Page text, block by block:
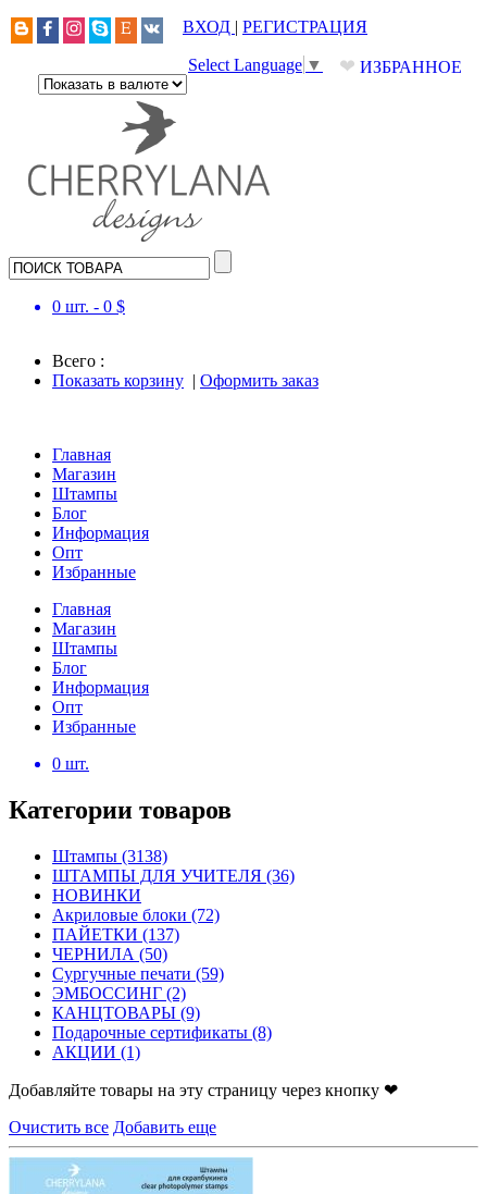
ВХОД | РЕГИСТРАЦИЯ
❤ ИЗБРАННОЕ
Select Language ▼
0 шт. - 0 $
Всего :
Показать корзину | Оформить заказ
Главная
Магазин
Штампы
Блог
Информация
Опт
Избранные
Главная
Магазин
Штампы
Блог
Информация
Опт
Избранные
0 шт.
Категории товаров
Штампы (3138)
ШТАМПЫ ДЛЯ УЧИТЕЛЯ (36)
НОВИНКИ
Акриловые блоки (72)
ПАЙЕТКИ (137)
ЧЕРНИЛА (50)
Сургучные печати (59)
ЭМБОССИНГ (2)
КАНЦТОВАРЫ (9)
Подарочные сертификаты (8)
АКЦИИ (1)
Добавляйте товары на эту страницу через кнопку ❤
Очистить все Добавить еще